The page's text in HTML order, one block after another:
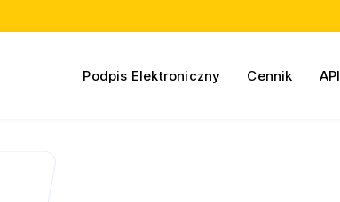
Podpis Elektroniczny Cennik API